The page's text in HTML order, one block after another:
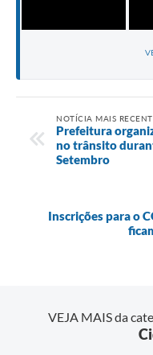
NOTÍCIA MAIS
Prefeitura
no trânsito
Setembro
Inscrições para o
VEJA MAIS da